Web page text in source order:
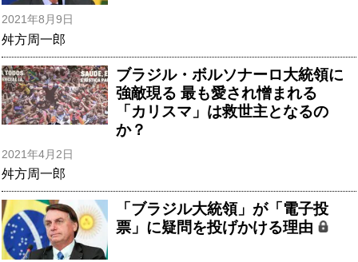
2021年8月9日
舛方周一郎
ブラジル・ボルソナーロ大統領に
強敵現る 最も愛され憎まれる
「カリスマ」は救世主となるの
か？
2021年4月2日
舛方周一郎
「ブラジル大統領」が「電子投
票」に疑問を投げかける理由